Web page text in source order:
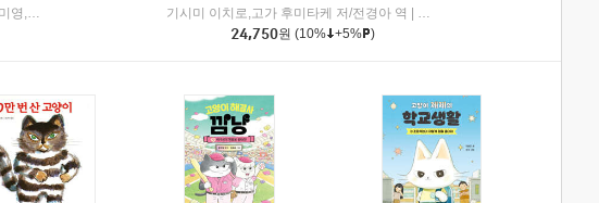
우리나,정예용,유재숙,양지인,손효영,최미영,조민주,이진현,차미숙,서미숙 저 | 제이브리즈북스
기시미 이치로,고가 후미타케 저/전경아 역
인플루엔셜
24,750원 (10% +5% )